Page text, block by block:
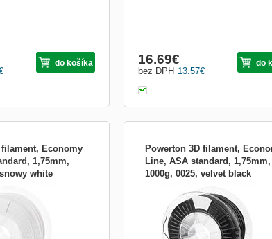
do košíka
13.57€
bez DPH
16.69€ do
Economy
1,75mm,
white
na potreby
ponúka dokonalú
funkčnosťou a
už práve začínate,
Powerton 3D filament,
Line, ASA standard, 1,75mm,
1000g, 0025, velvet black
filamentov, ktorá posúva hranice 3D
Navrhnutá s ohľadom na potreby
moderných tvorcov, ponúka dokonalú
rovnováhu medzi funkčnosťou a
spoľahlivosťou. Či už práve začínate,
alebo patríte medzi skúsených